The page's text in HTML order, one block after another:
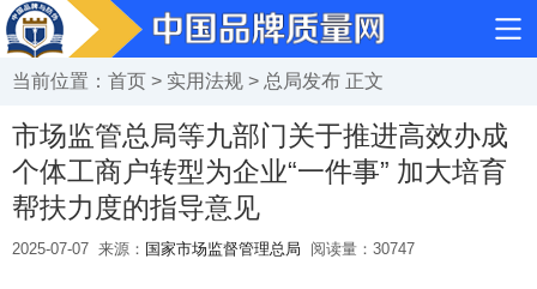
当前位置： 首页 > 实用法规 > 总局发布 正文
市场监管总局等九部门关于推进高效办成
个体工商户转型为企业“一件事” 加大培育
帮扶力度的指导意见
2025-07-07 来源： 国家市场监督管理总局 阅读量： 30747